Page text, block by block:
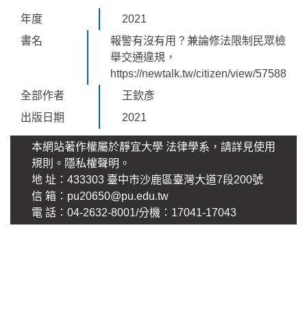
年度
2021
書名
報警有沒有用？兼論修法限制民眾檢
舉交通違規，
https://newtalk.tw/citizen/view/57588
全部作者
王欽彥
出版日期
2021
本網站著作權屬於靜宜大學 法律學系，請詳見使用
規則。 隱私權聲明 。
地 址：433303 臺中市沙鹿區臺灣大道7段200號
信 箱：pu20650@pu.edu.tw
電 話：04-2632-8001/分機：17041-17043